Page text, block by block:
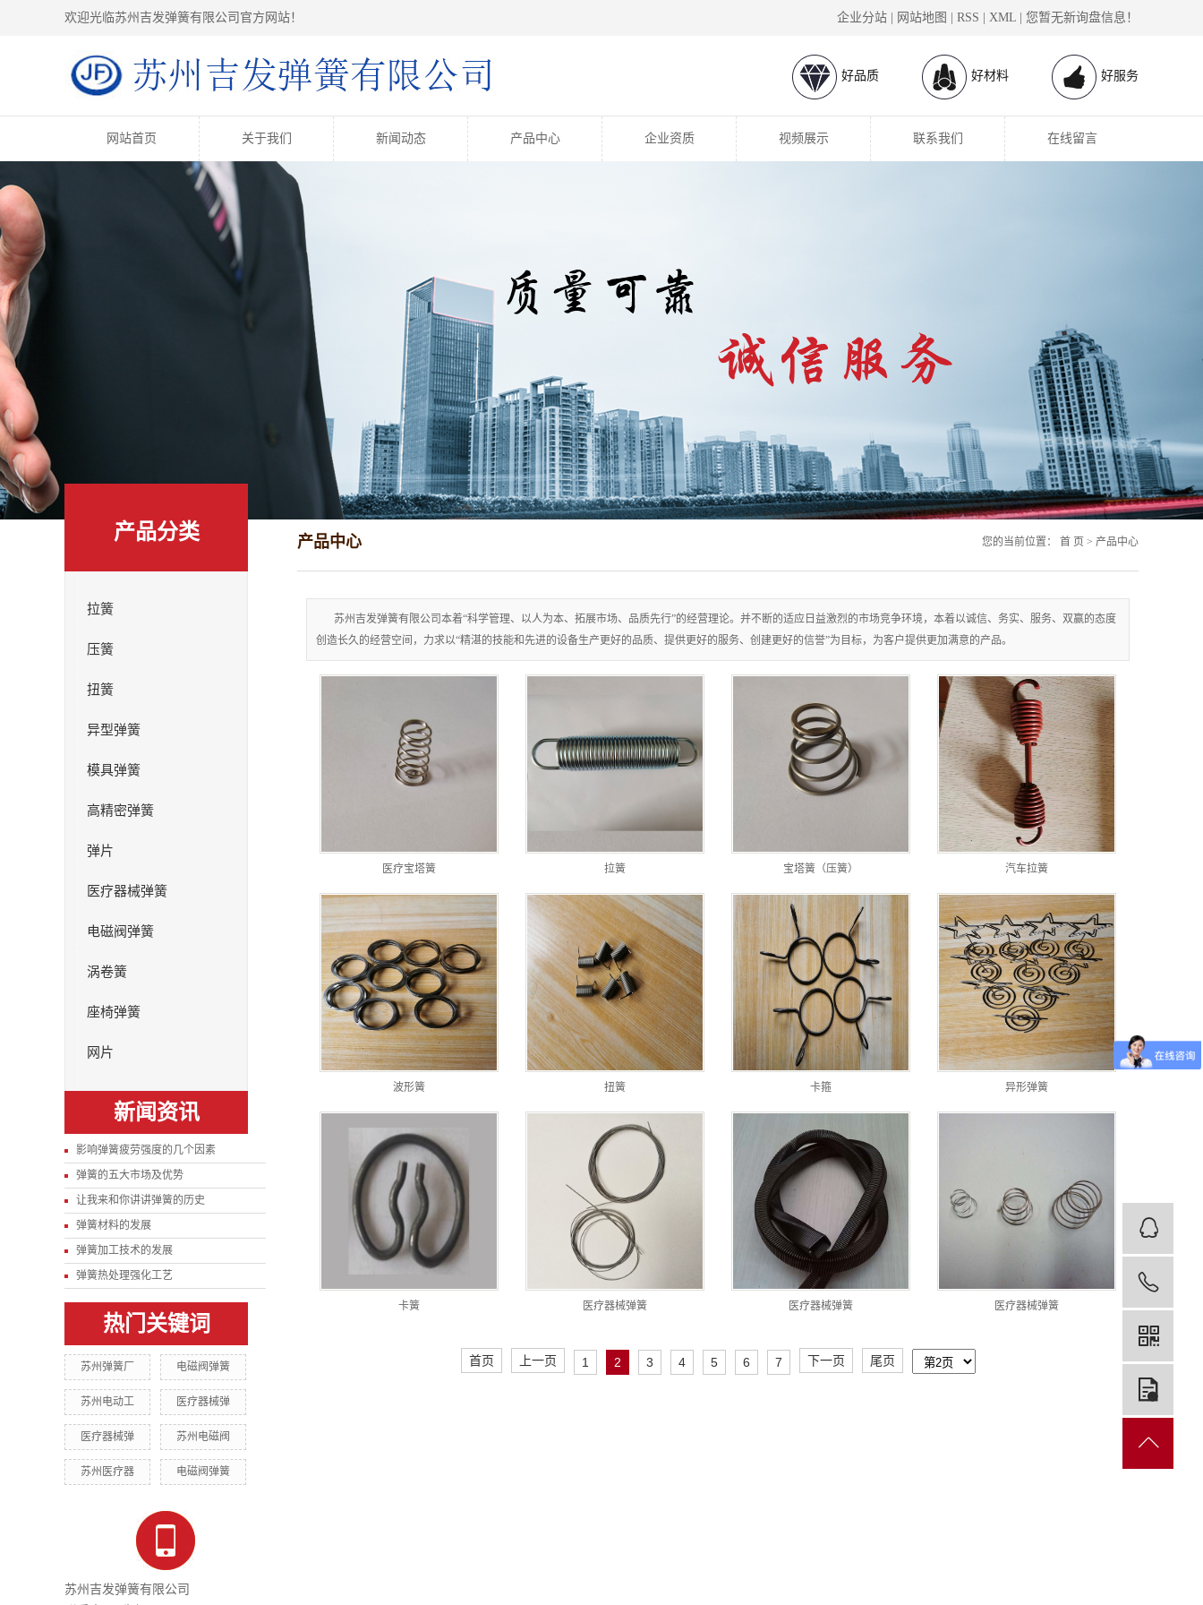
欢迎光临苏州吉发弹簧有限公司官方网站！ 企业分站 网站地图 RSS XML 您暂无新询盘信息！
好品质 好材料 好服务
网站首页 关于我们 新闻动态 产品中心 企业资质 视频展示 联系我们 在线留言
产品分类
拉簧
压簧
扭簧
异型弹簧
模具弹簧
高精密弹簧
弹片
医疗器械弹簧
电磁阀弹簧
涡卷簧
座椅弹簧
网片
新闻资讯
影响弹簧疲劳强度的几个因素
弹簧的五大市场及优势
让我来和你讲讲弹簧的历史
弹簧材料的发展
弹簧加工技术的发展
弹簧热处理强化工艺
热门关键词
苏州弹簧厂 电磁阀弹簧
苏州电动工 医疗器械弹
医疗器械弹 苏州电磁阀
苏州医疗器 电磁阀弹簧
苏州吉发弹簧有限公司
产品中心 您的当前位置： 首 页 > 产品中心
苏州吉发弹簧有限公司本着“科学管理、以人为本、拓展市场、品质先行”的经营理论。并不断的适应日益激烈的市场竞争环境，本着以诚信、务实、服务、双赢的态度
创造长久的经营空间，力求以“精湛的技能和先进的设备生产更好的品质、提供更好的服务、创建更好的信誉”为目标，为客户提供更加满意的产品。
医疗宝塔簧 拉簧 宝塔簧（压簧） 汽车拉簧
波形簧 扭簧 卡箍 异形弹簧
卡簧 医疗器械弹簧 医疗器械弹簧 医疗器械弹簧
首页 上一页 1 2 3 4 5 6 7 下一页 尾页